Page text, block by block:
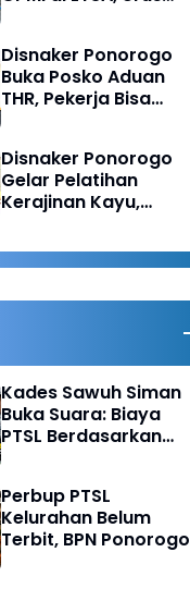
Disnaker Ponorogo
Buka Posko Aduan
THR, Pekerja Bisa
Disnaker Ponorogo
Gelar Pelatihan
Kerajinan Kayu,
Wirausaha Baru
Kades Sawuh Siman
Buka Suara: Biaya
PTSL Berdasarkan
Perbup PTSL
Kelurahan Belum
Terbit, BPN Ponorogo